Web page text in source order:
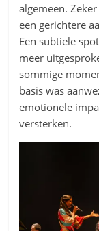
algemeen.
een gerichtere
Een subtiele
meer
sommige
basis was
emotionele
versterken.